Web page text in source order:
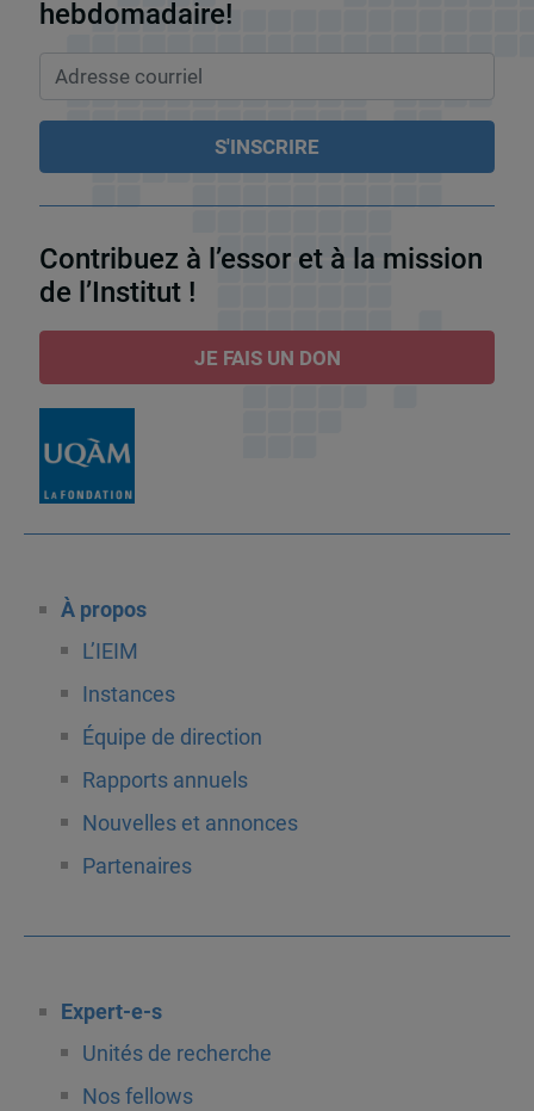
hebdomadaire!
Contribuez à l’essor et à la mission
de l’Institut !
JE FAIS UN DON
À propos
L’IEIM
Instances
Équipe de direction
Rapports annuels
Nouvelles et annonces
Partenaires
Expert-e-s
Unités de recherche
Nos fellows